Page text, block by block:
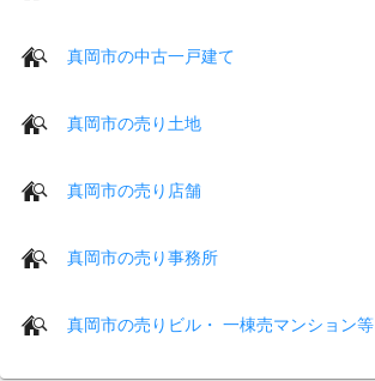
真岡市の中古一戸建て
真岡市の売り土地
真岡市の売り店舗
真岡市の売り事務所
真岡市の売りビル・ 一棟売マンション等